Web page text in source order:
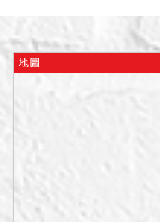
人徐 OO
人自住使
號建物為
鑑價報告
惟現在實
地圖